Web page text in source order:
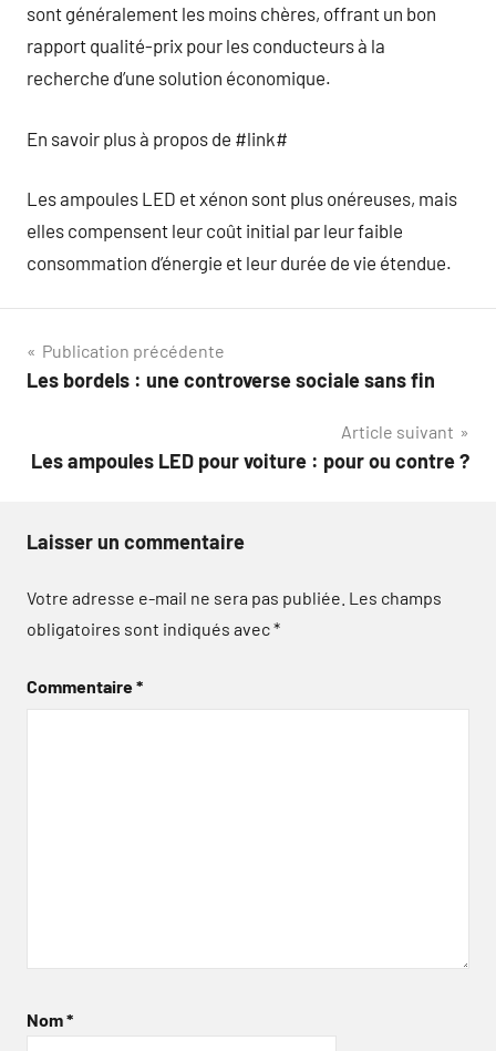
sont généralement les moins chères, offrant un bon
rapport qualité-prix pour les conducteurs à la
recherche d’une solution économique.
En savoir plus à propos de #link#
Les ampoules LED et xénon sont plus onéreuses, mais
elles compensent leur coût initial par leur faible
consommation d’énergie et leur durée de vie étendue.
Navigation
de
Publication précédente
Les bordels : une controverse sociale sans fin
Article suivant
Les ampoules LED pour voiture : pour ou contre ?
Laisser un commentaire
Votre adresse e-mail ne sera pas publiée. Les champs
obligatoires sont indiqués avec*
Commentaire*
Nom*